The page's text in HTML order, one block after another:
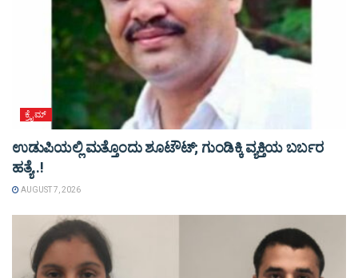
ಕ್ರೈಮ್
ಉಡುಪಿಯಲ್ಲಿ ಮತ್ತೊಂದು ಶೂಟೌಟ್‌; ಗುಂಡಿಕ್ಕಿ ವ್ಯಕ್ತಿಯ ಬರ್ಬರ
ಹತ್ಯೆ..!
AUGUST 7, 2026